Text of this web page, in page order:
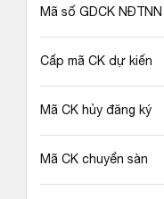
Mã số GDCK NĐTNN
Cấp mã CK dự kiến
Mã CK hủy đăng ký
Mã CK chuyển sàn